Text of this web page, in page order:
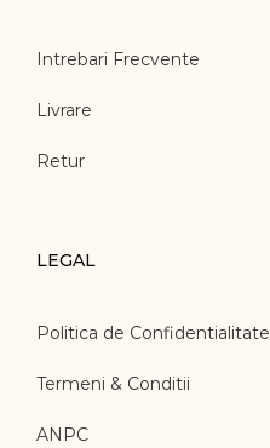
Intrebari Frecvente
Livrare
Retur
LEGAL
Politica de Confidentialitate
Termeni & Conditii
ANPC